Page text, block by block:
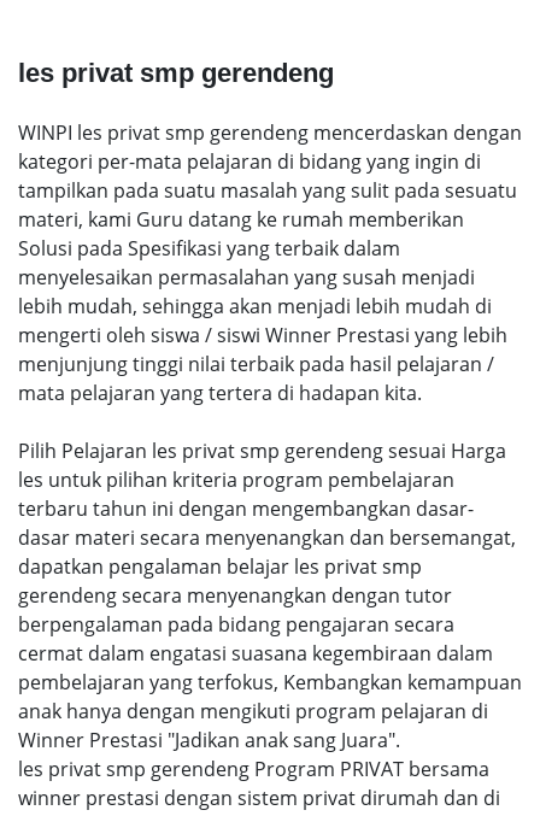
les privat smp gerendeng
WINPI les privat smp gerendeng mencerdaskan dengan
kategori per-mata pelajaran di bidang yang ingin di
tampilkan pada suatu masalah yang sulit pada sesuatu
materi, kami Guru datang ke rumah memberikan
Solusi pada Spesifikasi yang terbaik dalam
menyelesaikan permasalahan yang susah menjadi
lebih mudah, sehingga akan menjadi lebih mudah di
mengerti oleh siswa / siswi Winner Prestasi yang lebih
menjunjung tinggi nilai terbaik pada hasil pelajaran /
mata pelajaran yang tertera di hadapan kita.
Pilih Pelajaran les privat smp gerendeng sesuai Harga
les untuk pilihan kriteria program pembelajaran
terbaru tahun ini dengan mengembangkan dasar-
dasar materi secara menyenangkan dan bersemangat,
dapatkan pengalaman belajar les privat smp
gerendeng secara menyenangkan dengan tutor
berpengalaman pada bidang pengajaran secara
cermat dalam engatasi suasana kegembiraan dalam
pembelajaran yang terfokus, Kembangkan kemampuan
anak hanya dengan mengikuti program pelajaran di
Winner Prestasi "Jadikan anak sang Juara".
les privat smp gerendeng Program PRIVAT bersama
winner prestasi dengan sistem privat dirumah dan di